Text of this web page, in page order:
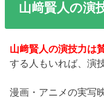
山﨑賢人の演
山﨑賢人の演技力は
する人もいれば、演
漫画・アニメの実写